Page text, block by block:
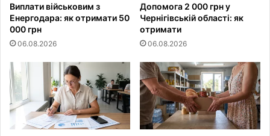
Виплати військовим з
Енергодара: як отримати 50
000 грн
06.08.2026
Допомога 2 000 грн у
Чернігівській області: як
отримати
06.08.2026